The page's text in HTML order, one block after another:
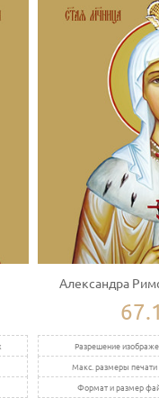
Александра
Разрешение
Макс. размеры
Формат и размер